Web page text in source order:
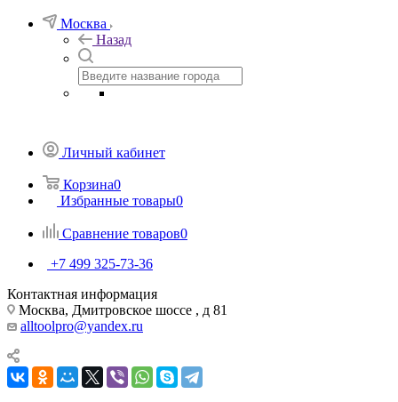
Москва
Назад
Личный кабинет
Корзина0
Избранные товары0
Сравнение товаров0
+7 499 325-73-36
Контактная информация
Москва, Дмитровское шоссе , д 81
alltoolpro@yandex.ru